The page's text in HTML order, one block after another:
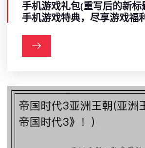
手机游戏礼包(重写后的新
手机游戏特典，尽享游戏福